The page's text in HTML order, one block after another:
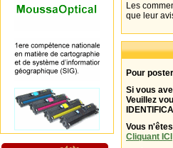
Les
que leur
Pour
Si vous
Veuillez
Vous
Cliquant ICI